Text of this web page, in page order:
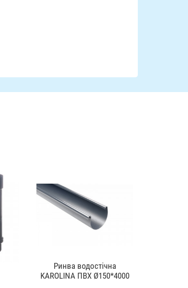
Ринва водостічна
KAROLINA ПВХ Ø150*4000